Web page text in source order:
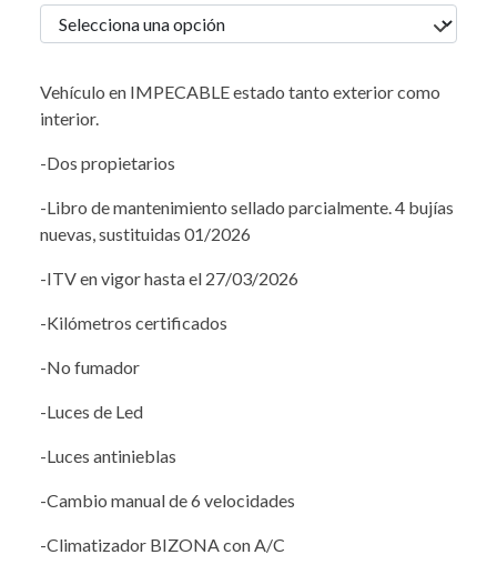
Vehículo en IMPECABLE estado tanto exterior como
interior.
-Dos propietarios
-Libro de mantenimiento sellado parcialmente. 4 bujías
nuevas, sustituidas 01/2026
-ITV en vigor hasta el 27/03/2026
-Kilómetros certificados
-No fumador
-Luces de Led
-Luces antinieblas
-Cambio manual de 6 velocidades
-Climatizador BIZONA con A/C